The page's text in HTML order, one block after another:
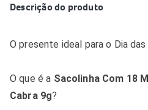
Descrição do produto
O presente ideal para o Dia
O que é a Sacolinha Com 18
Cabra 9g?